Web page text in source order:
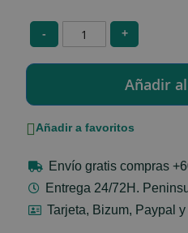
- +
Añadir a favoritos
Envío gratis compras
Entrega 24/72H.
Tarjeta, Bizum, Paypal